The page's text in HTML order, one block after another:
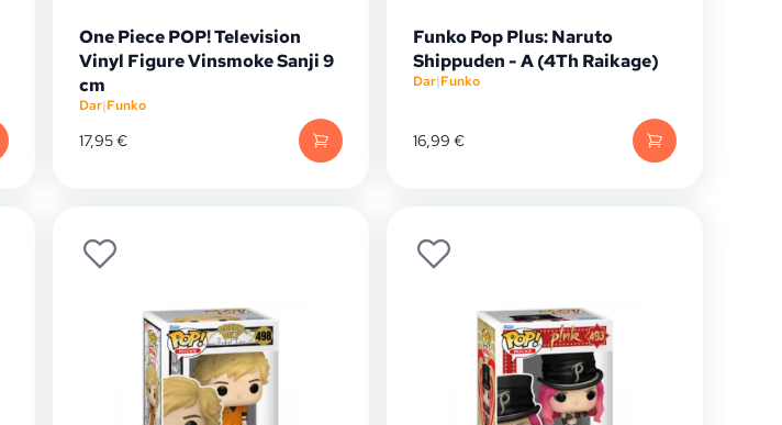
One Piece POP! Television
Vinyl Figure Vinsmoke Sanji 9
cm
Dar|Funko
17,95€
Funko Pop Plus: Naruto
Shippuden - A (4Th Raikage)
Dar|Funko
16,99 €